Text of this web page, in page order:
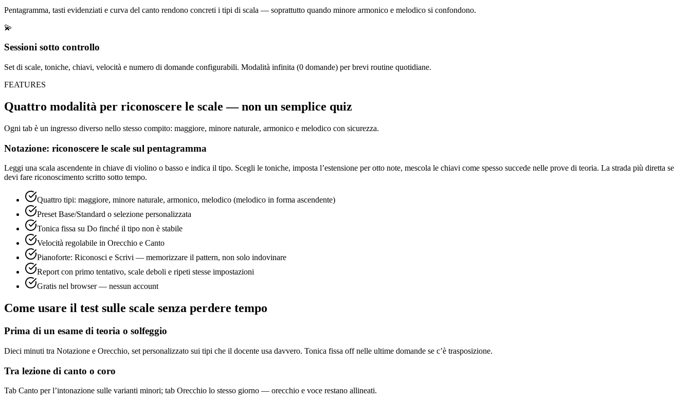
Pentagramma, tasti evidenziati e curva del canto rendono concreti i tipi di scala — soprattutto quando minore armonico e melodico si confondono.
💫
Sessioni sotto controllo
Set di scale, toniche, chiavi, velocità e numero di domande configurabili. Modalità infinita (0 domande) per brevi routine quotidiane.
FEATURES
Quattro modalità per riconoscere le scale — non un semplice quiz
Ogni tab è un ingresso diverso nello stesso compito: maggiore, minore naturale, armonico e melodico con sicurezza.
Notazione: riconoscere le scale sul pentagramma
Leggi una scala ascendente in chiave di violino o basso e indica il tipo. Scegli le toniche, imposta l’estensione per otto note, mescola le chiavi come spesso succede nelle prove di teoria. La strada più diretta se
devi fare riconoscimento scritto sotto tempo.
Quattro tipi: maggiore, minore naturale, armonico, melodico (melodico in forma ascendente)
Preset Base/Standard o selezione personalizzata
Tonica fissa su Do finché il tipo non è stabile
Velocità regolabile in Orecchio e Canto
Pianoforte: Riconosci e Scrivi — memorizzare il pattern, non solo indovinare
Report con primo tentativo, scale deboli e ripeti stesse impostazioni
Gratis nel browser — nessun account
Come usare il test sulle scale senza perdere tempo
Prima di un esame di teoria o solfeggio
Dieci minuti tra Notazione e Orecchio, set personalizzato sui tipi che il docente usa davvero. Tonica fissa off nelle ultime domande se c’è trasposizione.
Tra lezione di canto o coro
Tab Canto per l’intonazione sulle varianti minori; tab Orecchio lo stesso giorno — orecchio e voce restano allineati.